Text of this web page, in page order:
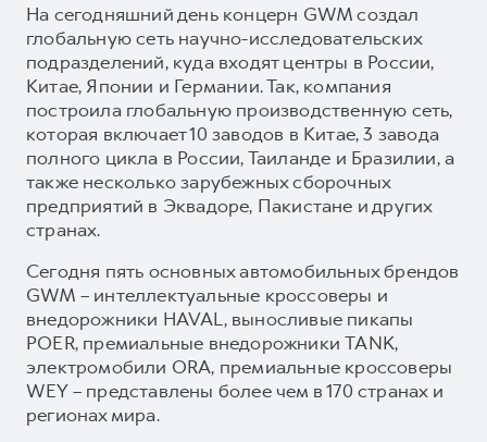
На сегодняшний день концерн GWM создал
глобальную сеть научно-исследовательских
подразделений, куда входят центры в России,
Китае, Японии и Германии. Так, компания
построила глобальную производственную сеть,
которая включает 10 заводов в Китае, 3 завода
полного цикла в России, Таиланде и Бразилии, а
также несколько зарубежных сборочных
предприятий в Эквадоре, Пакистане и других
странах.
Сегодня пять основных автомобильных брендов
GWM – интеллектуальные кроссоверы и
внедорожники HAVAL, выносливые пикапы
POER, премиальные внедорожники TANK,
электромобили ORA, премиальные кроссоверы
WEY – представлены более чем в 170 странах и
регионах мира.